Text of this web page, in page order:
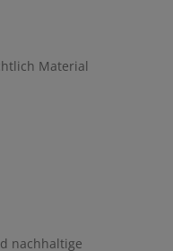
Material
nachhaltige